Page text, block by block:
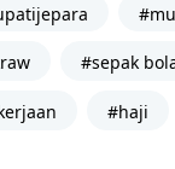
#sepak
#haji